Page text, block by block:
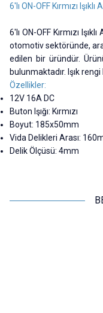
6'lı ON-OFF Kırmızı
6'lı ON-OFF Kırmızı
otomotiv sektöründe,
edilen bir üründür.
bulunmaktadır. Işık rengi
Özellikler:
12V 16A DC
Buton Işığı: Kırmızı
Boyut: 185x50mm
Vida Delikleri Arası:
Delik Ölçüsü: 4mm